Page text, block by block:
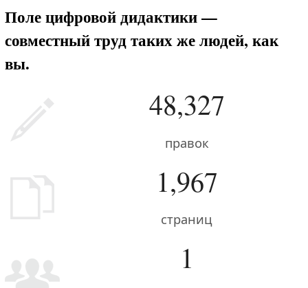
Поле цифровой дидактики —
совместный труд таких же людей, как
вы.
48,327
правок
1,967
страниц
1